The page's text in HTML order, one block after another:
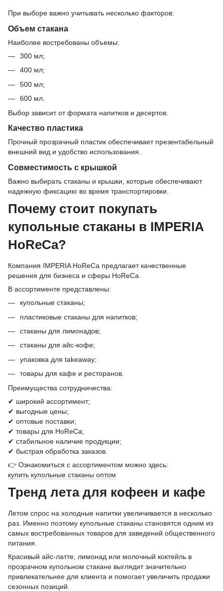
При выборе важно учитывать несколько факторов:
Объем стакана
Наиболее востребованы объемы:
300 мл;
400 мл;
500 мл;
600 мл.
Выбор зависит от формата напитков и десертов.
Качество пластика
Прочный прозрачный пластик обеспечивает презентабельный
внешний вид и удобство использования.
Совместимость с крышкой
Важно выбирать стаканы и крышки, которые обеспечивают
надежную фиксацию во время транспортировки.
Почему стоит покупать
купольные стаканы в IMPERIA
HoReCa?
Компания IMPERIA HoReCa предлагает качественные
решения для бизнеса и сферы HoReCa.
В ассортименте представлены:
купольные стаканы;
пластиковые стаканы для напитков;
стаканы для лимонадов;
стаканы для айс-кофе;
упаковка для takeaway;
товары для кафе и ресторанов.
Преимущества сотрудничества:
✔ широкий ассортимент;
✔ выгодные цены;
✔ оптовые поставки;
✔ товары для HoReCa;
✔ стабильное наличие продукции;
✔ быстрая обработка заказов.
👉 Ознакомиться с ассортиментом можно здесь:
купить купольные стаканы оптом
Тренд лета для кофеен и кафе
Летом спрос на холодные напитки увеличивается в несколько
раз. Именно поэтому купольные стаканы становятся одним из
самых востребованных товаров для заведений общественного
питания.
Красивый айс-латте, лимонад или молочный коктейль в
прозрачном купольном стакане выглядит значительно
привлекательнее для клиента и помогает увеличить продажи
сезонных позиций.